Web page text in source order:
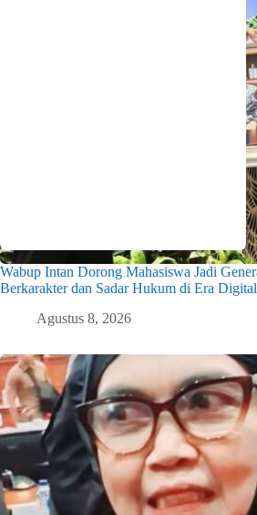
Wabup Intan Dorong Mahasiswa Jadi
Berkarakter dan Sadar Hukum di Era Digital
Agustus 8, 2026